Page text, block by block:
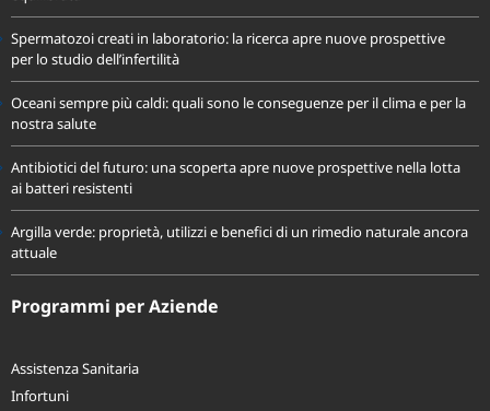
Spermatozoi creati in laboratorio: la ricerca apre nuove prospettive
per lo studio dell’infertilità
Oceani sempre più caldi: quali sono le conseguenze per il clima e per la
nostra salute
Antibiotici del futuro: una scoperta apre nuove prospettive nella lotta
ai batteri resistenti
Argilla verde: proprietà, utilizzi e benefici di un rimedio naturale ancora
attuale
Programmi per Aziende
Assistenza Sanitaria
Infortuni